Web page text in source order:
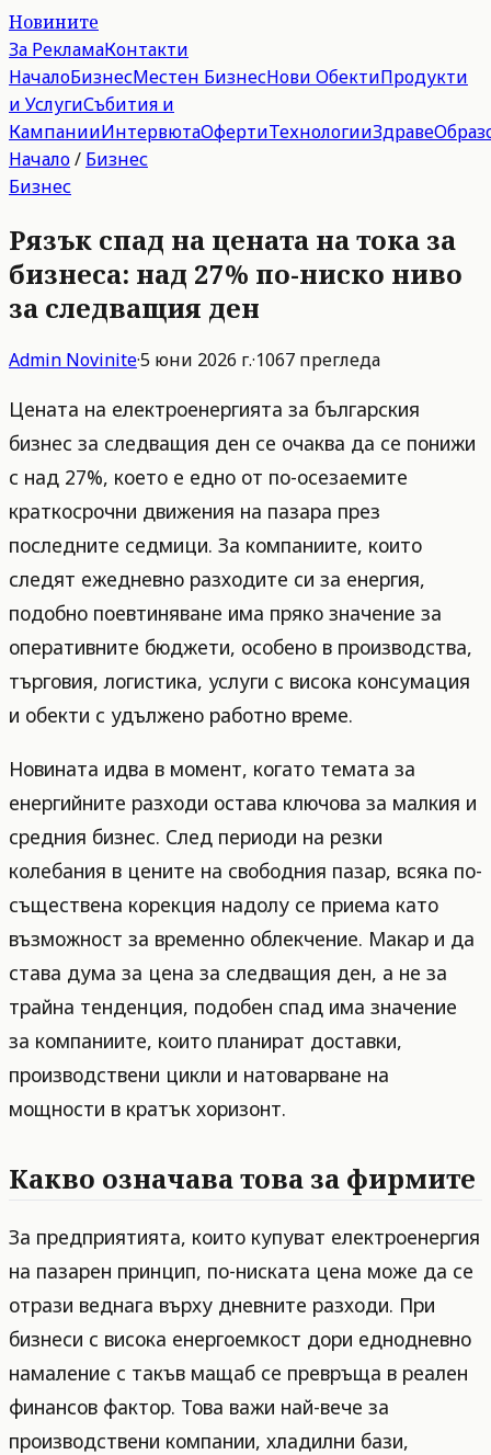
Новините
За РекламаКонтакти
НачалоБизнесМестен БизнесНови ОбектиПродукти
и УслугиСъбития и
КампанииИнтервютаОфертиТехнологииЗдраве
Начало/ Бизнес
Бизнес
Рязък спад на цената на тока за
бизнеса: над 27% по-ниско ниво
за следващия ден
Admin Novinite·5 юни 2026 г.·1067 прегледа
Цената на електроенергията за българския
бизнес за следващия ден се очаква да се понижи
с над 27%, което е едно от по-осезаемите
краткосрочни движения на пазара през
последните седмици. За компаниите, които
следят ежедневно разходите си за енергия,
подобно поевтиняване има пряко значение за
оперативните бюджети, особено в производства,
търговия, логистика, услуги с висока консумация
и обекти с удължено работно време.
Новината идва в момент, когато темата за
енергийните разходи остава ключова за малкия и
средния бизнес. След периоди на резки
колебания в цените на свободния пазар, всяка по-
съществена корекция надолу се приема като
възможност за временно облекчение. Макар и да
става дума за цена за следващия ден, а не за
трайна тенденция, подобен спад има значение
за компаниите, които планират доставки,
производствени цикли и натоварване на
мощности в кратък хоризонт.
Какво означава това за фирмите
За предприятията, които купуват електроенергия
на пазарен принцип, по-ниската цена може да се
отрази веднага върху дневните разходи. При
бизнеси с висока енергоемкост дори еднодневно
намаление с такъв мащаб се превръща в реален
финансов фактор. Това важи най-вече за
производствени компании, хладилни бази,